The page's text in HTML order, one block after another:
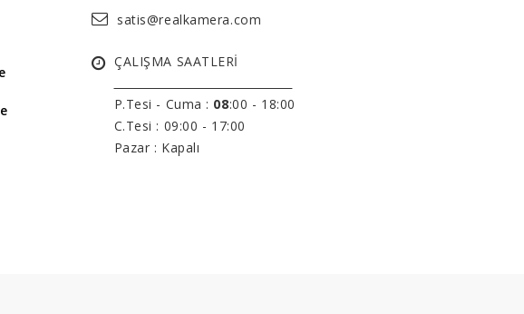
satis@realkamera.com
ÇALIŞMA SAATLERİ
P.Tesi - Cuma : 08:00 - 18:00
C.Tesi : 09:00 - 17:00
Pazar : Kapalı